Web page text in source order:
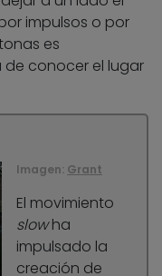
impulsos o por
es
conocer el lugar
Imagen: Grant
El movimiento
slowha
impulsado la
creación de